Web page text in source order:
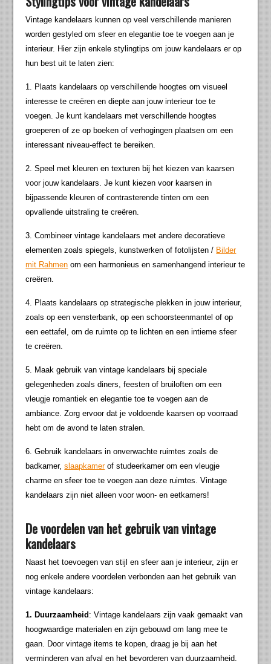
Vintage kandelaars kunnen op veel verschillende manieren
worden gestyled om sfeer en elegantie toe te voegen aan je
interieur. Hier zijn enkele stylingtips om jouw kandelaars er op
hun best uit te laten zien:
1. Plaats kandelaars op verschillende hoogtes om visueel
interesse te creëren en diepte aan jouw interieur toe te
voegen. Je kunt kandelaars met verschillende hoogtes
groeperen of ze op boeken of verhogingen plaatsen om een
interessant niveau-effect te bereiken.
2. Speel met kleuren en texturen bij het kiezen van kaarsen
voor jouw kandelaars. Je kunt kiezen voor kaarsen in
bijpassende kleuren of contrasterende tinten om een
opvallende uitstraling te creëren.
3. Combineer vintage kandelaars met andere decoratieve
elementen zoals spiegels, kunstwerken of fotolijsten / Bilder
mit Rahmen om een harmonieus en samenhangend interieur te
creëren.
4. Plaats kandelaars op strategische plekken in jouw interieur,
zoals op een vensterbank, op een schoorsteenmantel of op
een eettafel, om de ruimte op te lichten en een intieme sfeer
te creëren.
5. Maak gebruik van vintage kandelaars bij speciale
gelegenheden zoals diners, feesten of bruiloften om een
vleugje romantiek en elegantie toe te voegen aan de
ambiance. Zorg ervoor dat je voldoende kaarsen op voorraad
hebt om de avond te laten stralen.
6. Gebruik kandelaars in onverwachte ruimtes zoals de
badkamer,slaapkamerof studeerkamer om een vleugje
charme en sfeer toe te voegen aan deze ruimtes. Vintage
kandelaars zijn niet alleen voor woon- en eetkamers!
De voordelen van het gebruik van vintage
kandelaars
Naast het toevoegen van stijl en sfeer aan je interieur, zijn er
nog enkele andere voordelen verbonden aan het gebruik van
vintage kandelaars:
1. Duurzaamheid : Vintage kandelaars zijn vaak gemaakt van
hoogwaardige materialen en zijn gebouwd om lang mee te
gaan. Door vintage items te kopen, draag je bij aan het
verminderen van afval en het bevorderen van duurzaamheid.